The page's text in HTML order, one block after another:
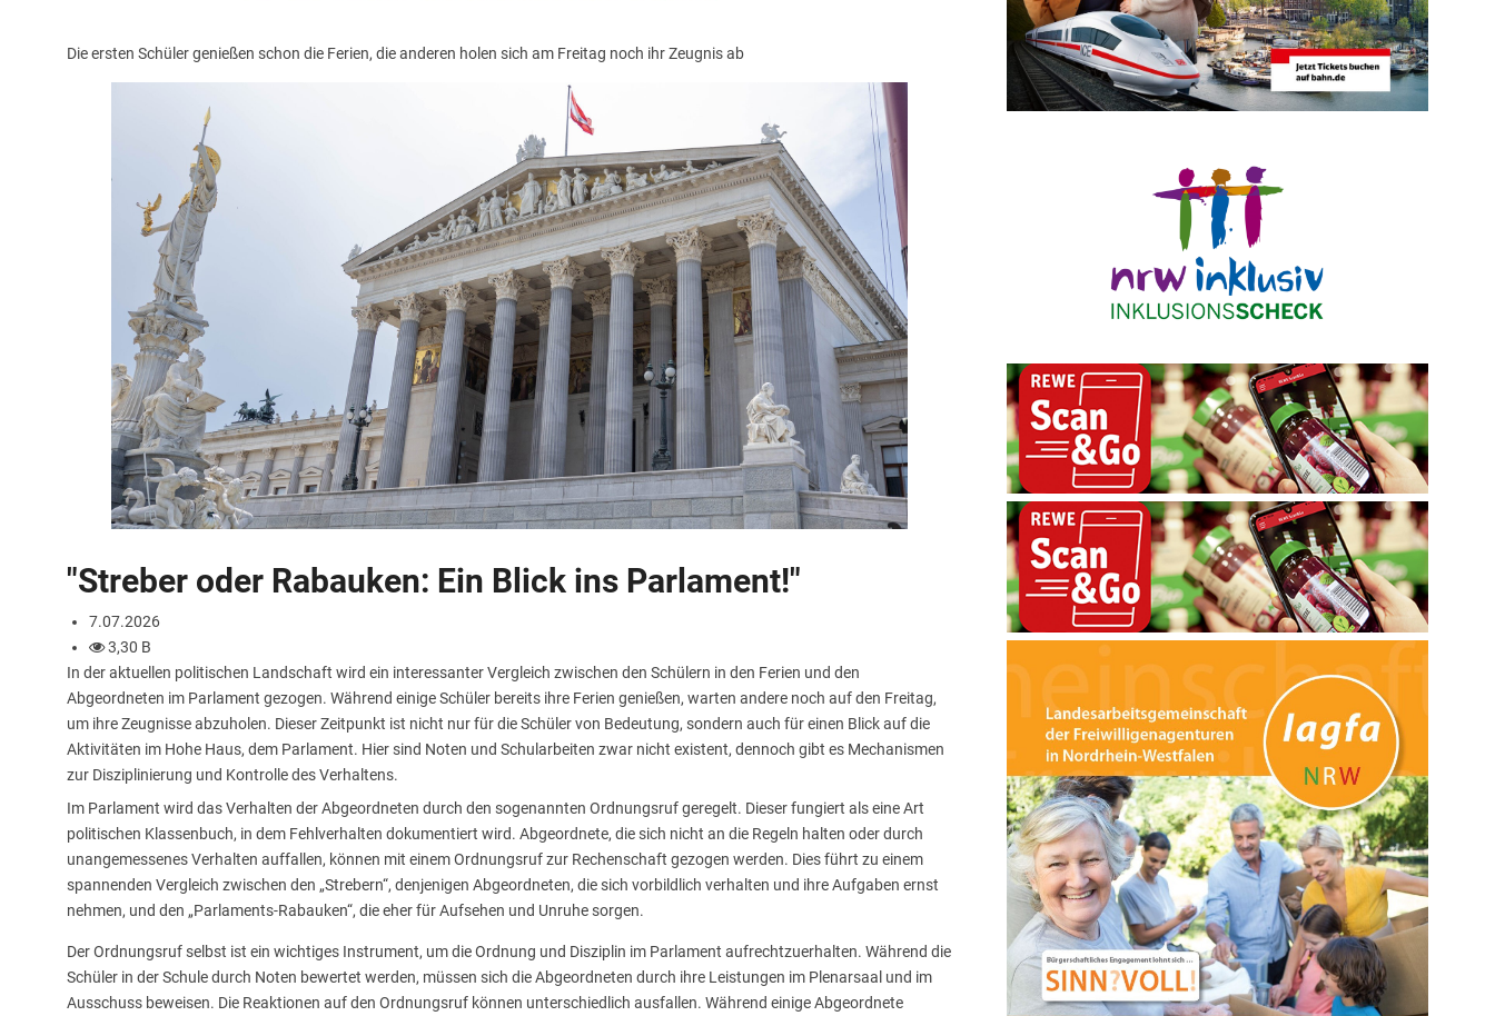
Die ersten Schüler genießen schon die Ferien, die anderen holen sich am Freitag noch ihr Zeugnis ab
"Streber oder Rabauken: Ein Blick ins Parlament!"
7.07.2026
3,30 B
In der aktuellen politischen Landschaft wird ein interessanter Vergleich zwischen den Schülern in den Ferien und den
Abgeordneten im Parlament gezogen. Während einige Schüler bereits ihre Ferien genießen, warten andere noch auf den Freitag,
um ihre Zeugnisse abzuholen. Dieser Zeitpunkt ist nicht nur für die Schüler von Bedeutung, sondern auch für einen Blick auf die
Aktivitäten im Hohe Haus, dem Parlament. Hier sind Noten und Schularbeiten zwar nicht existent, dennoch gibt es Mechanismen
zur Disziplinierung und Kontrolle des Verhaltens.
Im Parlament wird das Verhalten der Abgeordneten durch den sogenannten Ordnungsruf geregelt. Dieser fungiert als eine Art
politischen Klassenbuch, in dem Fehlverhalten dokumentiert wird. Abgeordnete, die sich nicht an die Regeln halten oder durch
unangemessenes Verhalten auffallen, können mit einem Ordnungsruf zur Rechenschaft gezogen werden. Dies führt zu einem
spannenden Vergleich zwischen den „Strebern“, denjenigen Abgeordneten, die sich vorbildlich verhalten und ihre Aufgaben ernst
nehmen, und den „Parlaments-Rabauken“, die eher für Aufsehen und Unruhe sorgen.
Der Ordnungsruf selbst ist ein wichtiges Instrument, um die Ordnung und Disziplin im Parlament aufrechtzuerhalten. Während die
Schüler in der Schule durch Noten bewertet werden, müssen sich die Abgeordneten durch ihre Leistungen im Plenarsaal und im
Ausschuss beweisen. Die Reaktionen auf den Ordnungsruf können unterschiedlich ausfallen. Während einige Abgeordnete